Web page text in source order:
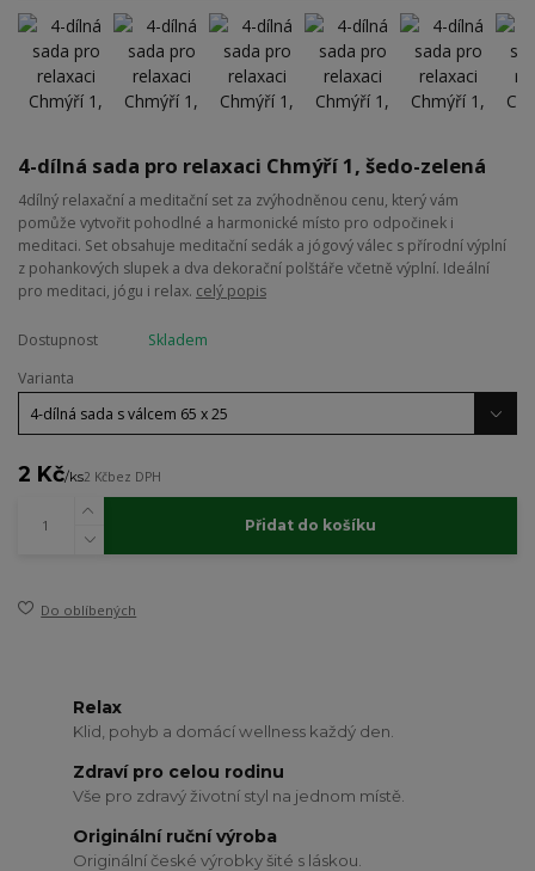
4-dílná sada pro relaxaci Chmýří 1, šedo-zelená
4dílný relaxační a meditační set za zvýhodněnou cenu, který vám
pomůže vytvořit pohodlné a harmonické místo pro odpočinek i
meditaci. Set obsahuje meditační sedák a jógový válec s přírodní výplní
z pohankových slupek a dva dekorační polštáře včetně výplní. Ideální
pro meditaci, jógu i relax. celý popis
Dostupnost
Skladem
Varianta
2 Kč/ks2 Kčbez DPH
Přidat do košíku
Do oblíbených
Relax
Klid, pohyb a domácí wellness každý den.
Zdraví pro celou rodinu
Vše pro zdravý životní styl na jednom místě.
Originální ruční výroba
Originální české výrobky šité s láskou.